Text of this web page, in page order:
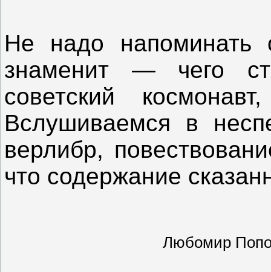
Не надо напоминать
знаменит — чего
советский
Вслушиваемся в
верлибр,
что содержание
Любомир